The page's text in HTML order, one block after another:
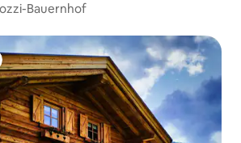
Bauernhof